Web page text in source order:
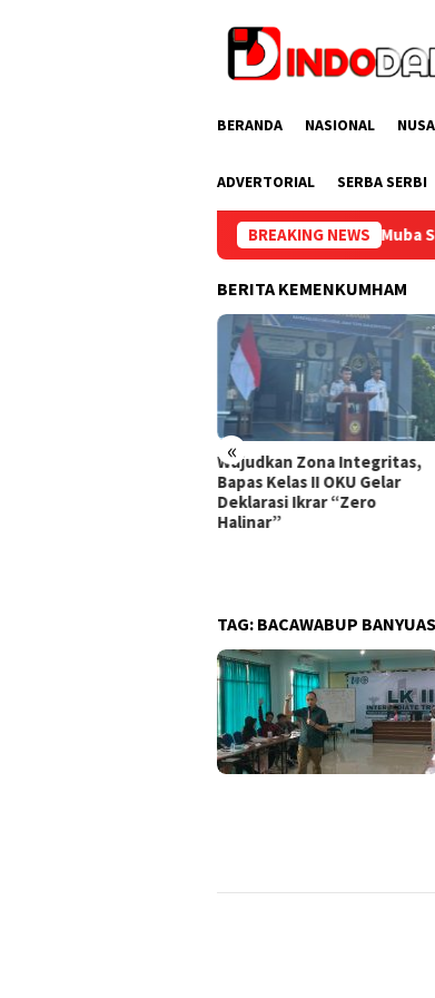
BERANDA NASIONAL
ADVERTORIAL SERBA SERBI
BREAKING NEWS
Bupati Muba Sambut Aspirasi Santun
BERITA KEMENKUMHAM
«
Wujudkan Zona Integritas,
Bapas Kelas II OKU Gelar
Deklarasi Ikrar “Zero
Halinar”
TAG: BACAWABUP